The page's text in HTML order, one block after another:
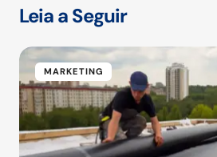
Leia a Seguir
MARKETING